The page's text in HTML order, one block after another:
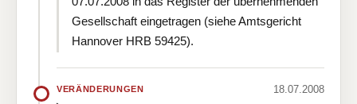
Gesellschaft eingetragen (siehe Amtsgericht
Hannover HRB 59425).
VERÄNDERUNGEN 18.07.2008